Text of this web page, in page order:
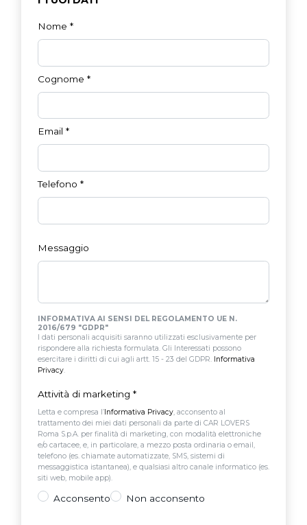
Nome *
Cognome *
Email *
Telefono *
Messaggio
INFORMATIVA AI SENSI DEL REGOLAMENTO UE N.
2016/679 "GDPR"
I dati personali acquisiti saranno utilizzati esclusivamente per
rispondere alla richiesta formulata. Gli Interessati possono
esercitare i diritti di cui agli artt. 15 - 23 del GDPR. Informativa
Privacy
Attività di marketing *
Letta e compresa l’Informativa Privacy , acconsento al
trattamento dei miei dati personali da parte di CAR LOVERS
Roma S.p.A. per finalità di marketing, con modalità elettroniche
e/o cartacee, e, in particolare, a mezzo posta ordinaria o email,
telefono (es. chiamate automatizzate, SMS, sistemi di
messaggistica istantanea), e qualsiasi altro canale informatico (es.
siti web, mobile app).
Acconsento Non acconsento